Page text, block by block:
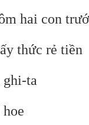
hai con
thức rẻ tiền
ta